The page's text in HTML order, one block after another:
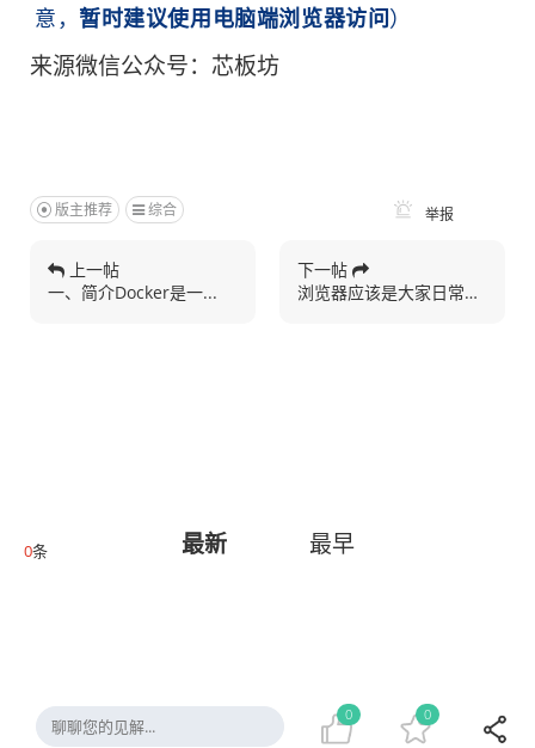
意， 暂时建议使用电脑端浏览器访问）
来源微信公众号：芯板坊
版主推荐 综合 举报
上一帖
一、简介Docker是一...
下一帖
浏览器应该是大家日常生活...
0 0
0条 最新 最早